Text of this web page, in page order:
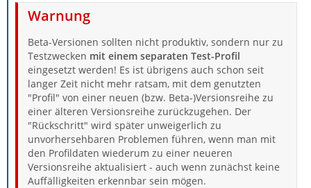
Warnung
Beta-Versionen sollten nicht produktiv, sondern nur zu
Testzwecken mit einem separaten Test-Profil
eingesetzt werden! Es ist übrigens auch schon seit
langer Zeit nicht mehr ratsam, mit dem genutzten
"Profil" von einer neuen (bzw. Beta-)Versionsreihe zu
einer älteren Versionsreihe zurückzugehen. Der
"Rückschritt" wird später unweigerlich zu
unvorhersehbaren Problemen führen, wenn man mit
den Profildaten wiederum zu einer neueren
Versionsreihe aktualisiert - auch wenn zunächst keine
Auffälligkeiten erkennbar sein mögen.